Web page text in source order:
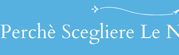
Perchè Scegliere Le